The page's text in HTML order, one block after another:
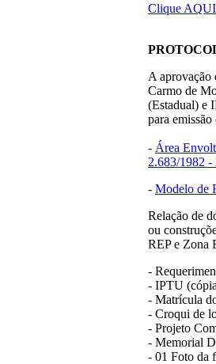
Clique AQUI
A aprovação
Carmo de
(Estadual) e
para emissão
- Área
2.683/1982 -
- Modelo de
Relação de
ou
REP e Zona
-
- IPTU
- Matrícula
- Croqui de
- Projeto
- Memorial
- 01 Foto da